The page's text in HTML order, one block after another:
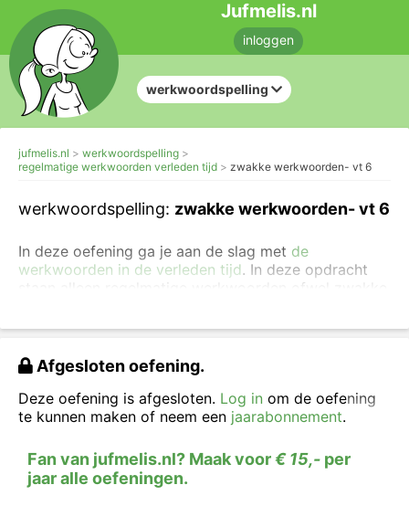
Jufmelis.nl
inloggen
werkwoordspelling
jufmelis.nl
werkwoordspelling
regelmatige werkwoorden verleden tijd
zwakke werkwoorden- vt 6
werkwoordspelling: zwakke werkwoorden- vt 6
In deze oefening ga je aan de slag met de
werkwoorden in de verleden tijd. In deze opdracht
staan alleen regelmatige werkwoorden ofwel zwakke
maken over de werkwoordspelling in de verleden
Schrijf de juiste werkwoordsvorm in de verleden
tijd.
Afgesloten oefening.
Deze oefening is afgesloten. Log in om de oefening
te kunnen maken of neem een jaarabonnement.
Fan van jufmelis.nl? Maak voor€ 15,- per
jaar alle oefeningen.